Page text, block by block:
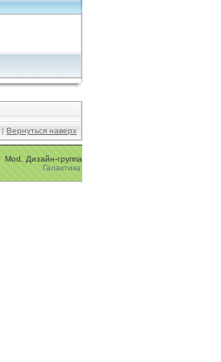
| Вернуться наверх
Mod. Дизайн-группа
Галактика